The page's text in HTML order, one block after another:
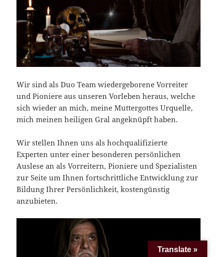
Wir sind als Duo Team wiedergeborene Vorreiter
und Pioniere aus unseren Vorleben heraus, welche
sich wieder an mich, meine Muttergottes Urquelle,
mich meinen heiligen Gral angeknüpft haben.
Wir stellen Ihnen uns als hochqualifizierte
Experten unter einer besonderen persönlichen
Auslese an als Vorreitern, Pioniere und Spezialisten
zur Seite um Ihnen fortschrittliche Entwicklung zur
Bildung Ihrer Persönlichkeit, kostengünstig
anzubieten.
Translate »